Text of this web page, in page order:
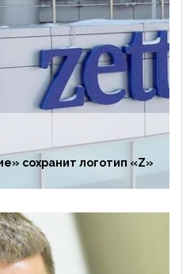
сохранит логотип «Z»